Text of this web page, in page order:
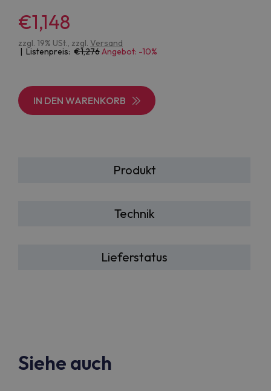
€1,148
zzgl. 19% USt., zzgl. Versand
| Listenpreis: 1,276Angebot: -10%
IN DEN WARENKORB
Produkt
Technik
Lieferstatus
Siehe auch